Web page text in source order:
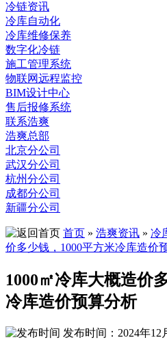
冷链资讯
冷库自动化
冷库维修保养
数字化冷链
施工管理系统
物联网远程监控
BIM设计中心
售后报修系统
联系浩爽
浩爽总部
北京分公司
武汉分公司
杭州分公司
成都分公司
新疆分公司
首页 » 浩爽资讯 » 冷
价多少钱，1000平方米冷库造价
1000㎡冷库大概造价
冷库造价预算分析
发布时间：2024年12